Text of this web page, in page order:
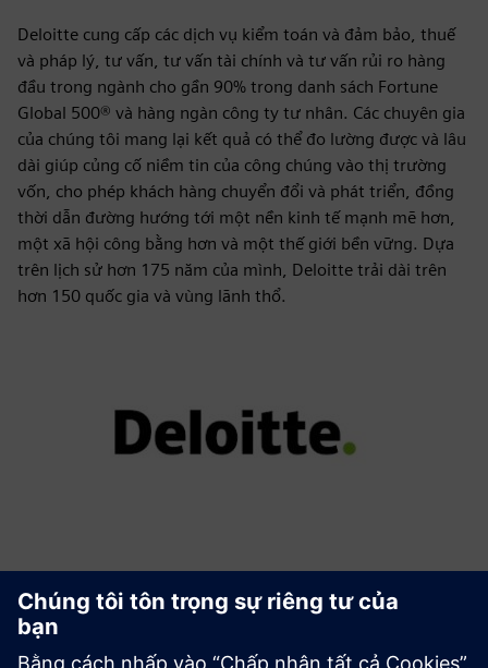
Deloitte cung cấp các dịch vụ kiểm toán và đảm bảo, thuế
và pháp lý, tư vấn, tư vấn tài chính và tư vấn rủi ro hàng
đầu trong ngành cho gần 90% trong danh sách Fortune
Global 500® và hàng ngàn công ty tư nhân. Các chuyên gia
của chúng tôi mang lại kết quả có thể đo lường được và lâu
dài giúp củng cố niềm tin của công chúng vào thị trường
vốn, cho phép khách hàng chuyển đổi và phát triển, đồng
thời dẫn đường hướng tới một nền kinh tế mạnh mẽ hơn,
một xã hội công bằng hơn và một thế giới bền vững. Dựa
trên lịch sử hơn 175 năm của mình, Deloitte trải dài trên
hơn 150 quốc gia và vùng lãnh thổ.